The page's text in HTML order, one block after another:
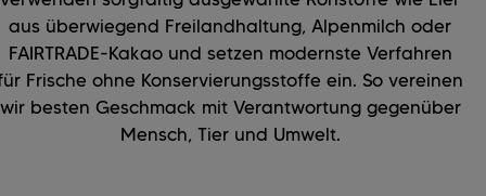
aus überwiegend Freilandhaltung, Alpenmilch oder
FAIRTRADE-Kakao und setzen modernste Verfahren
Frische ohne Konservierungsstoffe ein. So vereinen
wir besten Geschmack mit Verantwortung gegenüber
Mensch, Tier und Umwelt.